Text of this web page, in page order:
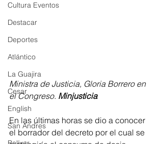
Cultura Eventos
Destacar
Deportes
Atlántico
La Guajira
Cesar
English
San Andres
Ministra de Justicia, Gloria Borrero en
el Congreso. Minjusticia
En las últimas horas se dio a conocer
el borrador del decreto por el cual se